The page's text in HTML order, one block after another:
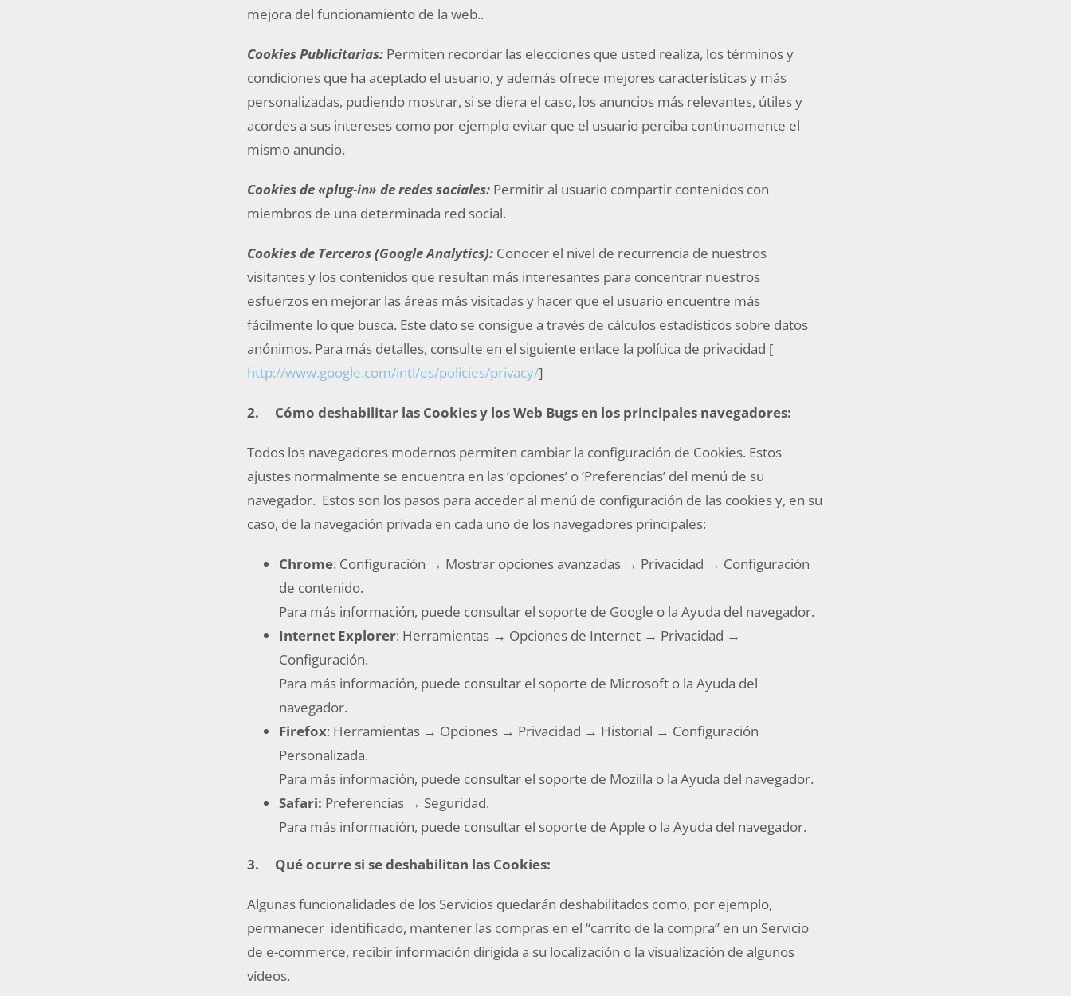
mejora del funcionamiento de la web..
Cookies Publicitarias: Permiten recordar las elecciones que usted realiza, los términos y
condiciones que ha aceptado el usuario, y además ofrece mejores características y más
personalizadas, pudiendo mostrar, si se diera el caso, los anuncios más relevantes, útiles y
acordes a sus intereses como por ejemplo evitar que el usuario perciba continuamente el
mismo anuncio.
Cookies de «plug-in» de redes sociales: Permitir al usuario compartir contenidos con
miembros de una determinada red social.
Cookies de Terceros (Google Analytics): Conocer el nivel de recurrencia de nuestros
visitantes y los contenidos que resultan más interesantes para concentrar nuestros
esfuerzos en mejorar las áreas más visitadas y hacer que el usuario encuentre más
fácilmente lo que busca. Este dato se consigue a través de cálculos estadísticos sobre datos
anónimos. Para más detalles, consulte en el siguiente enlace la política de privacidad [
http://www.google.com/intl/es/policies/privacy/]
2. Cómo deshabilitar las Cookies y los Web Bugs en los principales navegadores:
Todos los navegadores modernos permiten cambiar la configuración de Cookies. Estos
ajustes normalmente se encuentra en las ‘opciones’ o ‘Preferencias’ del menú de su
navegador. Estos son los pasos para acceder al menú de configuración de las cookies y, en su
caso, de la navegación privada en cada uno de los navegadores principales:
Chrome: Configuración → Mostrar opciones avanzadas → Privacidad → Configuración
de contenido.
Para más información, puede consultar el soporte de Google o la Ayuda del navegador.
Internet Explorer: Herramientas → Opciones de Internet → Privacidad →
Configuración.
Para más información, puede consultar el soporte de Microsoft o la Ayuda del
navegador.
Firefox: Herramientas → Opciones → Privacidad → Historial → Configuración
Personalizada.
Para más información, puede consultar el soporte de Mozilla o la Ayuda del navegador.
Safari: Preferencias → Seguridad.
Para más información, puede consultar el soporte de Apple o la Ayuda del navegador.
3. Qué ocurre si se deshabilitan las Cookies:
Algunas funcionalidades de los Servicios quedarán deshabilitados como, por ejemplo,
permanecer identificado, mantener las compras en el “carrito de la compra” en un Servicio
de e-commerce, recibir información dirigida a su localización o la visualización de algunos
vídeos.